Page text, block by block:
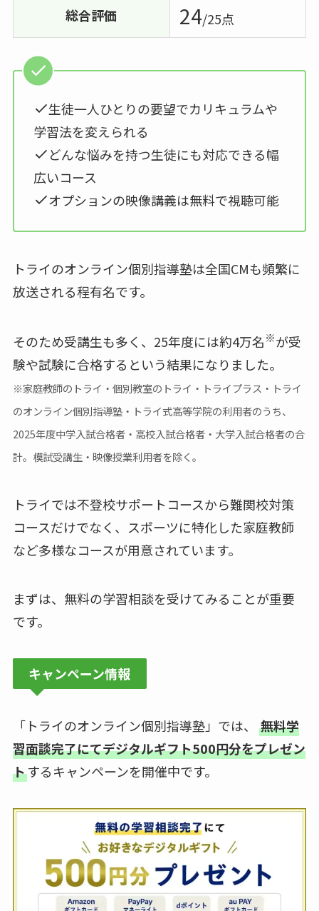
×
総合評価 24/25点
生徒一人ひとりの要望でカリキュラムや
学習法を変えられる
どんな悩みを持つ生徒にも対応できる幅
広いコース
オプションの映像講義は無料で視聴可能
トライのオンライン個別指導塾は全国CMも頻繁に
放送される程有名です。
そのため受講生も多く、25年度には約4万名※が受
験や試験に合格するという結果になりました。
※家庭教師のトライ・個別教室のトライ・トライプラス・トライ
のオンライン個別指導塾・トライ式高等学院の利用者のうち、
2025年度中学入試合格者・高校入試合格者・大学入試合格者の合
計。模試受講生・映像授業利用者を除く。
トライでは不登校サポートコースから難関校対策
コースだけでなく、スポーツに特化した家庭教師
など多様なコースが用意されています。
まずは、無料の学習相談を受けてみることが重要
です。
キャンペーン情報
「トライのオンライン個別指導塾」では、 無料学
習面談完了にてデジタルギフト500円分をプレゼン
トするキャンペーンを開催中です。